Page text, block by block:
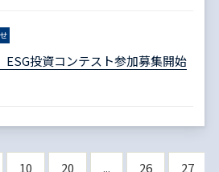
投資コンテスト参加募集開始
10 20 ... 26 27